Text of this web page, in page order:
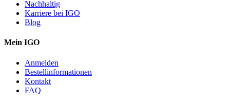
Nachhaltig
Karriere bei IGO
Blog
Mein IGO
Anmelden
Bestellinformationen
Kontakt
FAQ